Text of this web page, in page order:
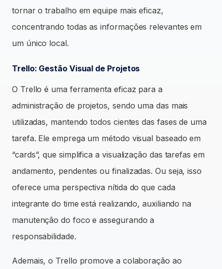
tornar o trabalho em equipe mais eficaz,
concentrando todas as informações relevantes em
um único local.
Trello: Gestão Visual de Projetos
O Trello é uma ferramenta eficaz para a
administração de projetos, sendo uma das mais
utilizadas, mantendo todos cientes das fases de uma
tarefa. Ele emprega um método visual baseado em
“cards”, que simplifica a visualização das tarefas em
andamento, pendentes ou finalizadas. Ou seja, isso
oferece uma perspectiva nítida do que cada
integrante do time está realizando, auxiliando na
manutenção do foco e assegurando a
responsabilidade.
Ademais, o Trello promove a colaboração ao